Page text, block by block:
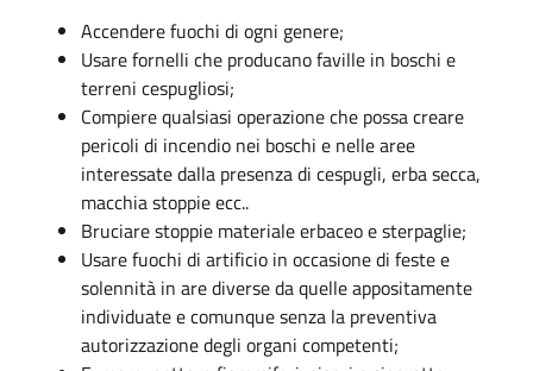
Accendere fuochi di ogni genere;
Usare fornelli che producano faville in boschi e
terreni cespugliosi;
Compiere qualsiasi operazione che possa creare
pericoli di incendio nei boschi e nelle aree
interessate dalla presenza di cespugli, erba secca,
macchia stoppie ecc..
Bruciare stoppie materiale erbaceo e sterpaglie;
Usare fuochi di artificio in occasione di feste e
solennità in are diverse da quelle appositamente
individuate e comunque senza la preventiva
autorizzazione degli organi competenti;